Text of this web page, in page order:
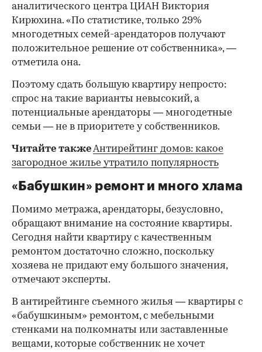
аналитического центра ЦИАН Виктория
Кирюхина. «По статистике, только 29%
многодетных семей-арендаторов получают
положительное решение от собственника», —
отметила она.
Поэтому сдать большую квартиру непросто:
спрос на такие варианты невысокий, а
потенциальные арендаторы — многодетные
семьи — не в приоритете у собственников.
Читайте такжеАнтирейтинг домов: какое
загородное жилье утратило популярность
«Бабушкин» ремонт и много хлама
Помимо метража, арендаторы, безусловно,
обращают внимание на состояние квартиры.
Сегодня найти квартиру с качественным
ремонтом достаточно сложно, поскольку
хозяева не придают ему большого значения,
отмечают эксперты.
В антирейтинге съемного жилья — квартиры с
«бабушкиным» ремонтом, с мебельными
стенками на полкомнаты или заставленные
вещами, которые собственник не хочет